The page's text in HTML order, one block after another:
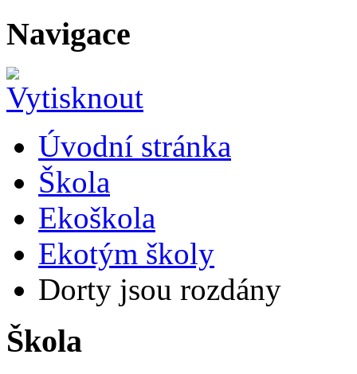
Navigace
Úvodní stránka
Škola
Ekoškola
Ekotým školy
Dorty jsou rozdány
Škola